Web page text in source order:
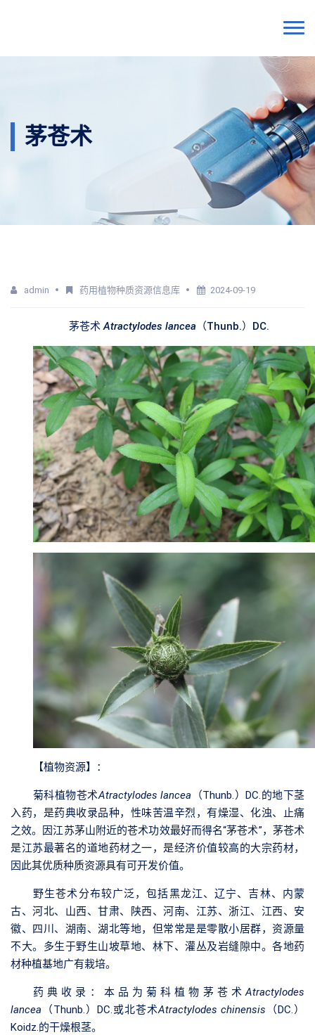
茅苍术
admin 药用植物种质资源信息库 2024-09-19
茅苍术 Atractylodes lancea （Thunb.） DC.
【植物资源】 ：
菊科植物苍术Atractylodes lancea （Thunb.）DC.的地下茎
入药，是药典收录品种，性味苦温辛烈，有燥湿、化浊、止痛
之效。因江苏茅山附近的苍术功效最好而得名“茅苍术”，茅苍术
是江苏最著名的道地药材之一，是经济价值较高的大宗药材，
因此其优质种质资源具有可开发价值。
野生苍术分布较广泛，包括黑龙江、辽宁、吉林、内蒙
古、河北、山西、甘肃、陕西、河南、江苏、浙江、江西、安
徽、四川、湖南、湖北等地，但常常是是零散小居群，资源量
不大。多生于野生山坡草地、林下、灌丛及岩缝隙中。各地药
材种植基地广有栽培。
药典收录：本品为菊科植物茅苍术Atractylodes
lancea （Thunb.）DC.或北苍术Atractylodes chinensis （DC.）
Koidz.的干燥根茎。